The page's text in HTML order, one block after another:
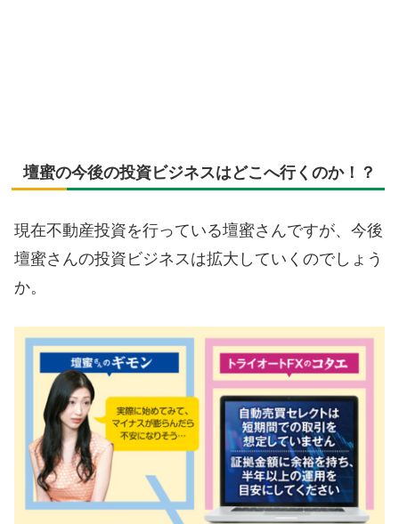
壇蜜の今後の投資ビジネスはどこへ行くのか！？
現在不動産投資を行っている壇蜜さんですが、今後
壇蜜さんの投資ビジネスは拡大していくのでしょう
か。